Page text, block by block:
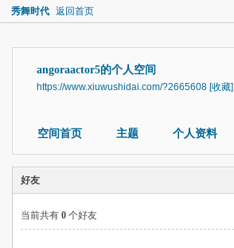
秀舞时代 返回首页
angoraactor5的个人空间
https://www.xiuwushidai.com/?2665608 [收藏]
空间首页 主题 个人资料
好友
当前共有 0 个好友